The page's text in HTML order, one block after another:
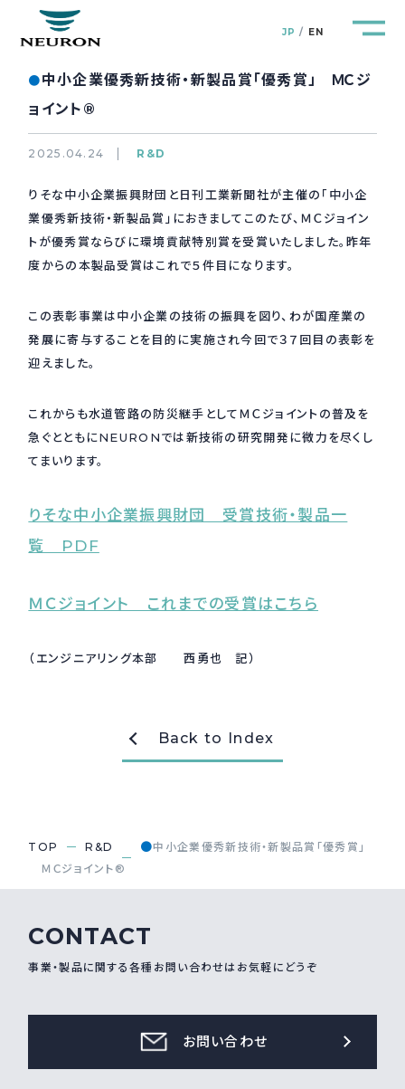
JP EN
企業情報
研究開発 R&D
採用情報 Recruit
お問い合わせ
●中小企業優秀新技術・新製品賞「優秀賞」 ＭＣジ
ョイント®
2025.04.24 R&D
りそな中小企業振興財団と日刊工業新聞社が主催の「中小企
業優秀新技術・新製品賞」におきましてこのたび、ＭＣジョイン
トが優秀賞ならびに環境貢献特別賞を受賞いたしました。昨年
度からの本製品受賞はこれで５件目になります。
この表彰事業は中小企業の技術の振興を図り、わが国産業の
発展に寄与することを目的に実施され今回で３７回目の表彰を
迎えました。
これからも水道管路の防災継手としてＭＣジョイントの普及を
急ぐとともにNEURONでは新技術の研究開発に微力を尽くし
てまいります。
りそな中小企業振興財団 受賞技術・製品一
覧 PDF
ＭＣジョイント これまでの受賞はこちら
（エンジニアリング本部 西勇也 記）
Back to Index
TOP R&D ●中小企業優秀新技術・新製品賞「優秀賞」
ＭＣジョイント®
CONTACT
事業・製品に関する各種お問い合わせはお気軽にどうぞ
お問い合わせ